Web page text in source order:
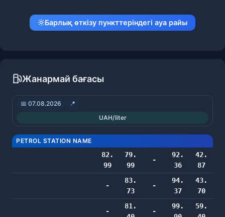
Барлық өткізу пункттеріндегі ауа райы
Жанармай бағасы
📅 07.08.2026
📍
UAH/liter
PETROL STATION NAME
82.
99
79.
99
-
92.
36
42.
87
-
83.
73
-
94.
37
43.
70
-
81.
-
99.
59.